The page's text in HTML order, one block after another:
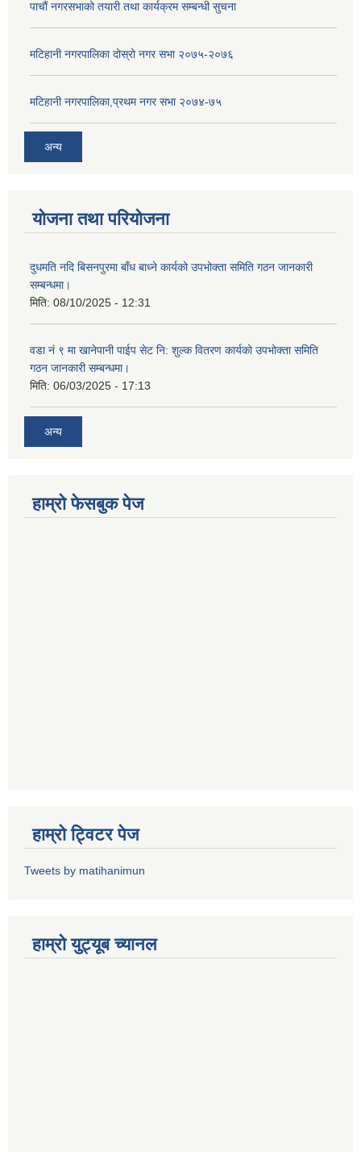
पाचाैं नगरसभाको तयारी तथा कार्यक्रम सम्बन्धी सुचना
मटिहानी नगरपालिका दोस्रो नगर सभा २०७५-२०७६
मटिहानी नगरपालिका,प्रथम नगर सभा २०७४-७५
अन्य
योजना तथा परियोजना
दुधमति नदि बिसनपुरमा बाँध बाध्ने कार्यको उपभोक्ता समिति गठन जानकारी
सम्बन्धमा।
मिति: 08/10/2025 - 12:31
वडा नं ९ मा खानेपानी पाईप सेट नि: शुल्क वितरण कार्यको उपभोक्ता समिति
गठन जानकारी सम्बन्धमा।
मिति: 06/03/2025 - 17:13
अन्य
हाम्राे फेसबुक पेज
हाम्राे ट्विटर पेज
Tweets by matihanimun
हाम्रो युट्यूब च्यानल